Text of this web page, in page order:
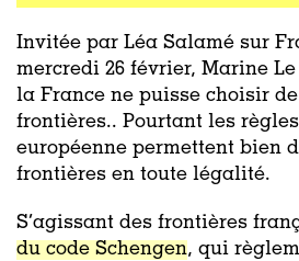
Invitée par Léa Salamé sur
mercredi 26 février, Marine
la France ne puisse choisir
frontières.. Pourtant les
européenne permettent bien
frontières en toute légalité.
S’agissant des frontières
du code Schengen, qui